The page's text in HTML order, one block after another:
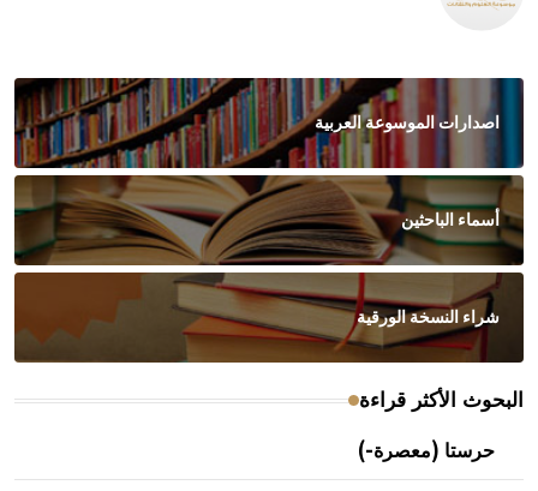
اصدارات الموسوعة العربية
أسماء الباحثين
شراء النسخة الورقية
البحوث الأكثر قراءة
حرستا (معصرة-)